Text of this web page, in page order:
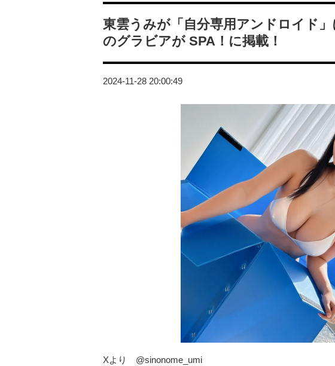
東雲うみが「自分専用アンドロイド
のグラビアが SPA！に掲載！
2024-11-28 20:00:49
Xより @sinonome_umi